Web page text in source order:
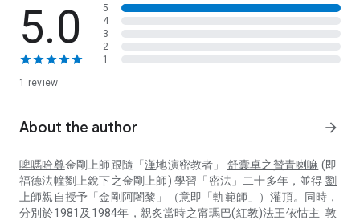
能夠利用「死亡」時出現的「黃金機會」，正是「密乘」能夠幫
助眾生快速「脫離輪迴」，甚至「成佛」的關鍵所在。
「中陰文武百尊」如何關鍵時候幫助我們？
《法界寶藏論》蘊藏著成「法身佛」的口訣？
清淨傳承的「正法上師」啤嗎哈尊金剛上師在這一本書一一向大
由於此系列書本內容對眾生有莫大好處，建議大家觀看所有此系
列書本所有集數，並推廣給其他人，種下無量功德，迴向一切如
母有情。
5.0
1 review
5
4
3
2
1
About the author arrow_forward
啤嗎哈尊金剛上師跟隨「漢地演密教者」 舒囊卓之贊青喇嘛 (即
福德法幢劉上銳下之金剛上師) 學習「密法」二十多年，並得 劉
上師親自授予「金剛阿闍黎」（意即「軌範師」）灌頂。同時，
分別於1981及1984年，親炙當時之甯瑪巴(紅教)法王依怙主 敦